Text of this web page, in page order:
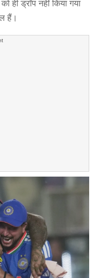
ही ड्रॉप नहीं किया गया
हैं।